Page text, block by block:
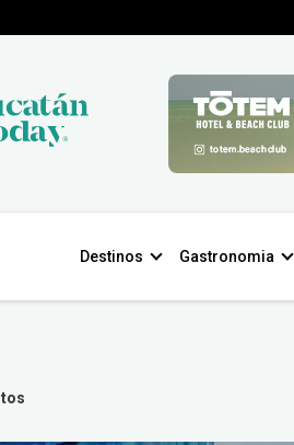
Destinos Gastronomia